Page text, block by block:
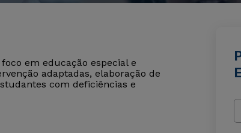
em educação especial e
adaptadas, elaboração de
com deficiências e